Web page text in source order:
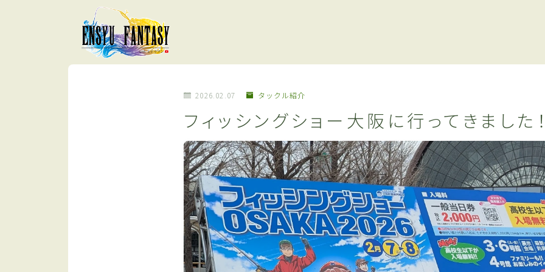
2026.02.07 タックル紹介
フィッシングショー大阪に行ってきました